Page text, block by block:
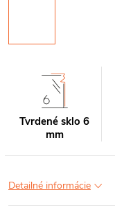
Tvrdené sklo 6
mm
Detailné informácie